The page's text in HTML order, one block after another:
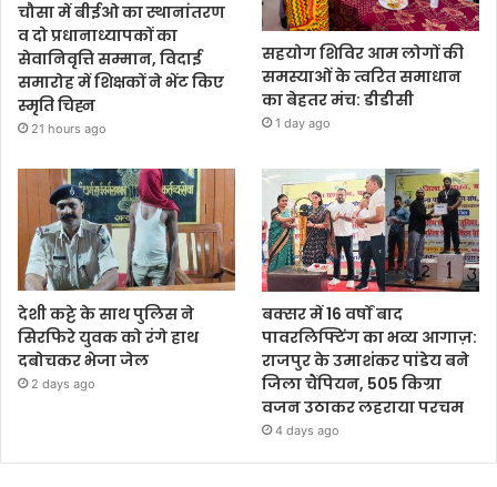
चौसा में बीईओ का स्थानांतरण
व दो प्रधानाध्यापकों का
सेवानिवृत्ति सम्मान, विदाई
समारोह में शिक्षकों ने भेंट किए
स्मृति चिह्न
21 hours ago
सहयोग शिविर आम लोगों की
समस्याओं के त्वरित समाधान
का बेहतर मंच: डीडीसी
1 day ago
देशी कट्टे के साथ पुलिस ने
सिरफिरे युवक को रंगे हाथ
दबोचकर भेजा जेल
2 days ago
बक्सर में 16 वर्षों बाद
पावरलिफ्टिंग का भव्य आगाज़:
राजपुर के उमाशंकर पांडेय बने
जिला चैंपियन, 505 किग्रा
वजन उठाकर लहराया परचम
4 days ago